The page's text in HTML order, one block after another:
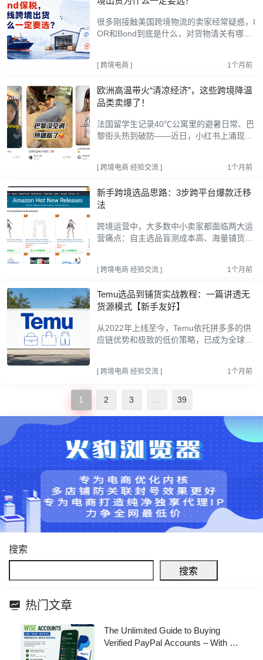
很多刚接触美国跨境物流的卖家经常疑惑，I
OR和Bond到底是什么，对货物清关有哪些
国海关要求的必备...
[跨境电商 ] 1个月前
欧洲高温带火“清凉经济”，这些跨境降温
品类卖爆了！
法国留学生记录40℃公寓里的避暑日常、巴
黎街头热到破防——近日，小红书上涌现出
博主集体控诉欧洲住...
[跨境电商 经验交流 ] 1个月前
新手跨境选品思路：3步跨平台爆款迁移
法
跨境运营中，大多数中小卖家都面临两大运
营痛点：自主选品盲测成本高、海量铺货库
一个跨平台爆款...
[ 跨境电商 经验交流 ] 1个月前
Temu选品到铺货实战教程：一篇讲透无
货源模式【新手友好】
从2022年上线至今，Temu依托拼多多的供
应链优势和极致的低价策略，已成为全球最
说，Temu是对新手比...
[跨境电商 经验交流 ] 1个月前
1 2 3 39
搜索
搜索
热门文章
The Unlimited Guide to Buying
Verified PayPal Accounts – With All